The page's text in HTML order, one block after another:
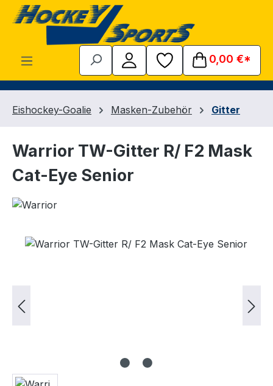
Zum Hauptinhalt springen
0,00 €*
Eishockey-Goalie Masken-Zubehör Gitter
Warrior TW-Gitter R/ F2 Mask
Cat-Eye Senior
Bildergalerie überspringen